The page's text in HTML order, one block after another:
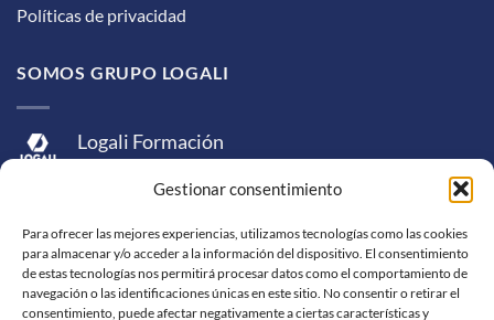
Gestionar consentimiento
Para ofrecer las mejores experiencias, utilizamos tecnologías como las cookies
para almacenar y/o acceder a la información del dispositivo. El consentimiento
de estas tecnologías nos permitirá procesar datos como el comportamiento de
navegación o las identificaciones únicas en este sitio. No consentir o retirar el
consentimiento, puede afectar negativamente a ciertas características y
Políticas de privacidad
SOMOS GRUPO LOGALI
Logali Formación
Logali Consultoría
Logali Ingeniería